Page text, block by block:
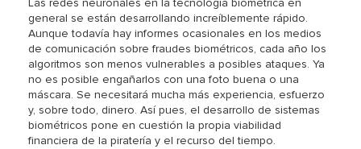
Las redes neuronales en la tecnología biométrica en
general se están desarrollando increíblemente rápido.
Aunque todavía hay informes ocasionales en los medios
de comunicación sobre fraudes biométricos, cada año los
algoritmos son menos vulnerables a posibles ataques. Ya
no es posible engañarlos con una foto buena o una
máscara. Se necesitará mucha más experiencia, esfuerzo
y, sobre todo, dinero. Así pues, el desarrollo de sistemas
biométricos pone en cuestión la propia viabilidad
financiera de la piratería y el recurso del tiempo.